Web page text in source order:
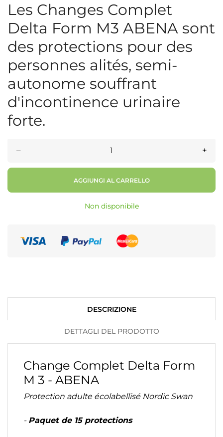
Les Changes Complet
Delta Form M3 ABENA sont
des protections pour des
personnes alités, semi-
autonome souffrant
d'incontinence urinaire
forte.
– +
AGGIUNGI AL CARRELLO
Non disponibile
DESCRIZIONE
DETTAGLI DEL PRODOTTO
Change Complet Delta Form
M 3 - ABENA
Protection adulte écolabellisé Nordic Swan
- Paquet de 15 protections